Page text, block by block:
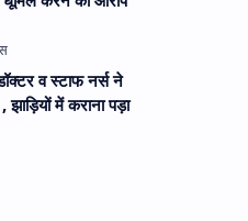
व स्टाफ नर्स ने
में कराना पड़ा